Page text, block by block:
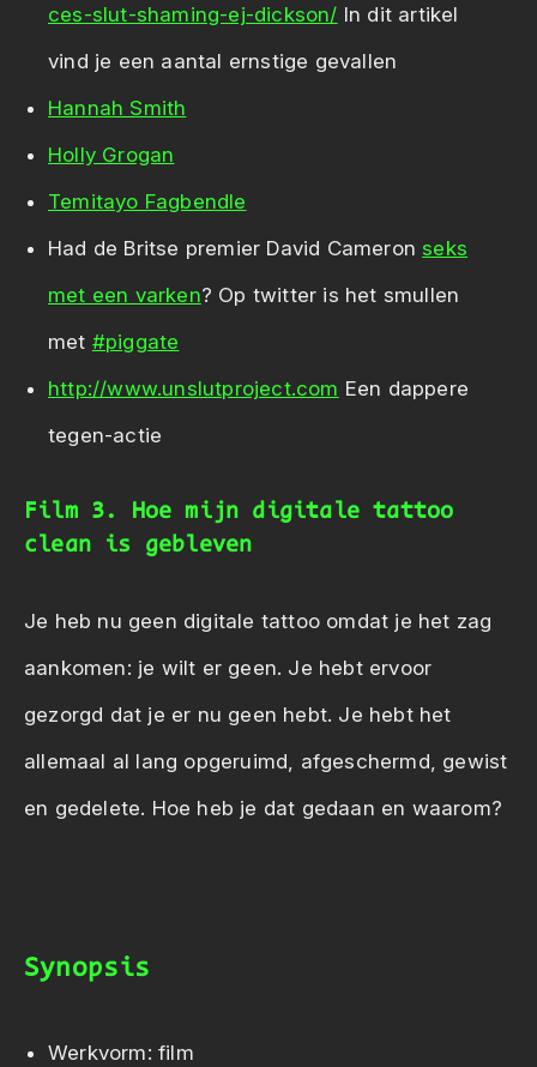
ces-slut-shaming-ej-dickson/ In dit artikel
vind je een aantal ernstige gevallen
Hannah Smith
Holly Grogan
Temitayo Fagbendle
Had de Britse premier David Cameron seks
met een varken? Op twitter is het smullen
met #piggate
http://www.unslutproject.com Een dappere
tegen-actie
Film 3. Hoe mijn digitale tattoo
clean is gebleven
Je heb nu geen digitale tattoo omdat je het zag
aankomen: je wilt er geen. Je hebt ervoor
gezorgd dat je er nu geen hebt. Je hebt het
allemaal al lang opgeruimd, afgeschermd, gewist
en gedelete. Hoe heb je dat gedaan en waarom?
Synopsis
Werkvorm: film